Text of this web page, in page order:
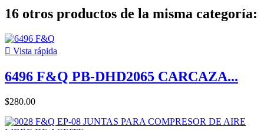
16 otros productos de la misma categoría:
 Vista rápida
6496 F&Q PB-DHD2065 CARCAZA...
$280.00